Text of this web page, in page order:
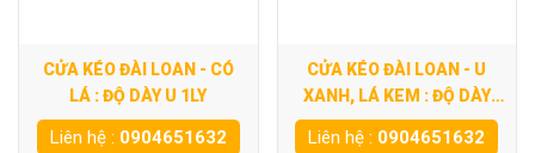
CỬA KÉO ĐÀI LOAN - CÓ
LÁ : ĐỘ DÀY U 1LY
Liên hệ : 0904651632
CỬA KÉO ĐÀI LOAN - U
XANH, LÁ KEM : ĐỘ DÀY
7DEM
Liên hệ : 0904651632